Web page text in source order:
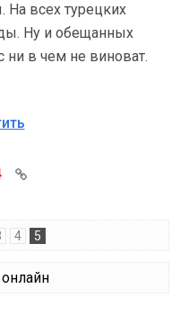
На всех турецких
Ну и обещанных
ни в чем не виноват.
4 5